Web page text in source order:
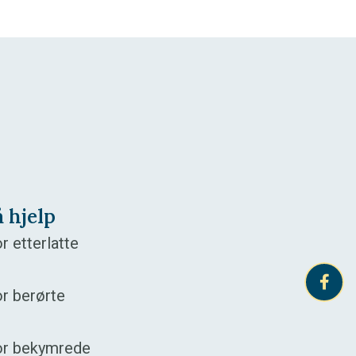
hjelp
etterlatte
berørte
bekymrede